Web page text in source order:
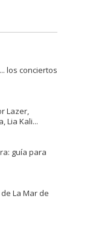
los conciertos
Lazer,
Lia Kali...
guía para
La Mar de